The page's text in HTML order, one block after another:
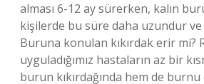
alması 6-12 ay sürerken, kalın
kişilerde bu süre daha uzundur ve
Buruna konulan kıkırdak erir mi?
uyguladığımız hastaların az bir
burun kıkırdağında hem de